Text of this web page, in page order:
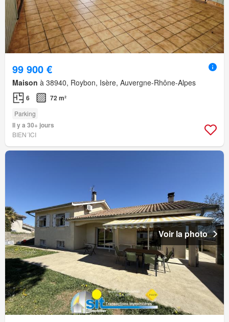
99 900 €
Maison à 38940, Roybon, Isère, Auvergne-Rhône-Alpes
6 72 m²
Parking
Il y a 30+ jours
BIEN´ICI
Voir la photo